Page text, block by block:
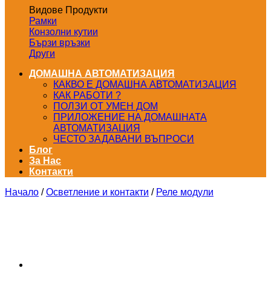
Видове Продукти
Рамки
Конзолни кутии
Бързи връзки
Други
ДОМАШНА АВТОМАТИЗАЦИЯ
КАКВО Е ДОМАШНА АВТОМАТИЗАЦИЯ
КАК РАБОТИ ?
ПОЛЗИ ОТ УМЕН ДОМ
ПРИЛОЖЕНИЕ НА ДОМАШНАТА
АВТОМАТИЗАЦИЯ
ЧЕСТО ЗАДАВАНИ ВЪПРОСИ
Блог
За Нас
Контакти
Начало / Осветление и контакти / Реле модули